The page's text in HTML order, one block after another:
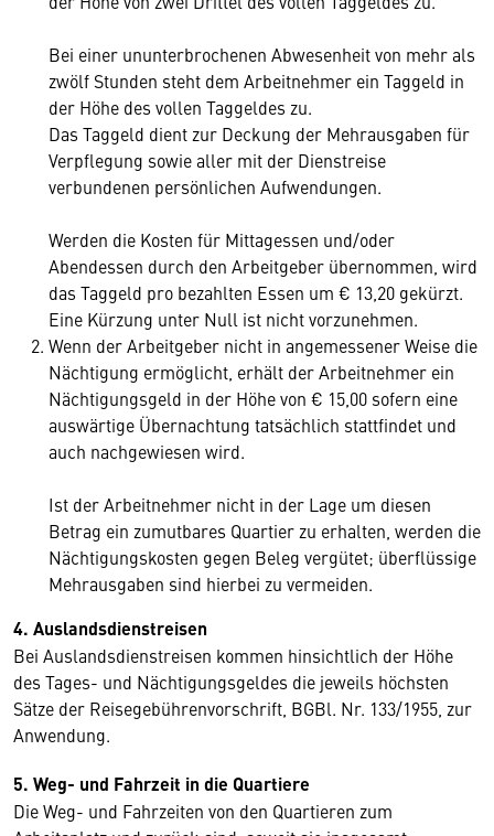
Bei einer ununterbrochenen Abwesenheit von mehr als
zwölf Stunden steht dem Arbeitnehmer ein Taggeld in
der Höhe des vollen Taggeldes zu.
Das Taggeld dient zur Deckung der Mehrausgaben für
Verpflegung sowie aller mit der Dienstreise
verbundenen persönlichen Aufwendungen.
Werden die Kosten für Mittagessen und/oder
Abendessen durch den Arbeitgeber übernommen, wird
das Taggeld pro bezahlten Essen um € 13,20 gekürzt.
Eine Kürzung unter Null ist nicht vorzunehmen.
Wenn der Arbeitgeber nicht in angemessener Weise die
Nächtigung ermöglicht, erhält der Arbeitnehmer ein
Nächtigungsgeld in der Höhe von € 15,00 sofern eine
auswärtige Übernachtung tatsächlich stattfindet und
auch nachgewiesen wird.
Ist der Arbeitnehmer nicht in der Lage um diesen
Betrag ein zumutbares Quartier zu erhalten, werden die
Nächtigungskosten gegen Beleg vergütet; überflüssige
Mehrausgaben sind hierbei zu vermeiden.
4. Auslandsdienstreisen
Bei Auslandsdienstreisen kommen hinsichtlich der Höhe
des Tages- und Nächtigungsgeldes die jeweils höchsten
Sätze der Reisegebührenvorschrift, BGBl. Nr. 133/1955, zur
Anwendung.
5. Weg- und Fahrzeit in die Quartiere
Die Weg- und Fahrzeiten von den Quartieren zum